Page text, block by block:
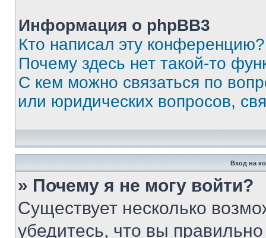
Информация о phpBB3
Кто написал эту конференцию?
Почему здесь нет такой-то
С кем можно связаться по
или юридических вопросов,
Вход на
» Почему я не могу войти?
Существует несколько
убедитесь, что вы